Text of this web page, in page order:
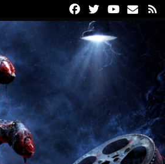
FacebookTwitterYoutube
Email